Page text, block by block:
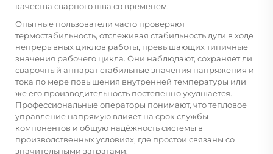
качества сварного шва со временем.
Опытные пользователи часто проверяют
термостабильность, отслеживая стабильность дуги в ходе
непрерывных циклов работы, превышающих типичные
значения рабочего цикла. Они наблюдают, сохраняет ли
сварочный аппарат стабильные значения напряжения и
тока по мере повышения внутренней температуры или
же его производительность постепенно ухудшается.
Профессиональные операторы понимают, что тепловое
управление напрямую влияет на срок службы
компонентов и общую надёжность системы в
производственных условиях, где простои связаны со
значительными затратами.